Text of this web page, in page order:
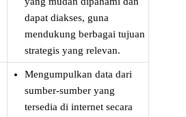
dapat diakses, guna
mendukung berbagai tujuan
strategis yang relevan.
Mengumpulkan data dari
sumber-sumber yang
tersedia di internet secara